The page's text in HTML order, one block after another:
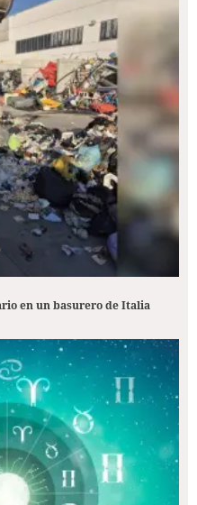
en un basurero de Italia